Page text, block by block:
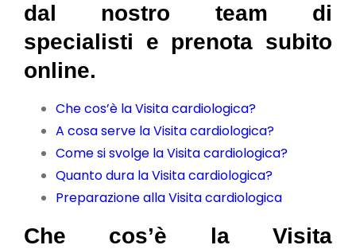
dal nostro team di
specialisti e prenota subito
online.
Che cos’è la Visita cardiologica?
A cosa serve la Visita cardiologica?
Come si svolge la Visita cardiologica?
Quanto dura la Visita cardiologica?
Preparazione alla Visita cardiologica
Che cos’è la Visita